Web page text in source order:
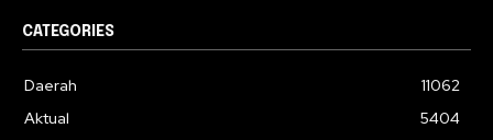
CATEGORIES
Daerah
11062
Aktual
5404